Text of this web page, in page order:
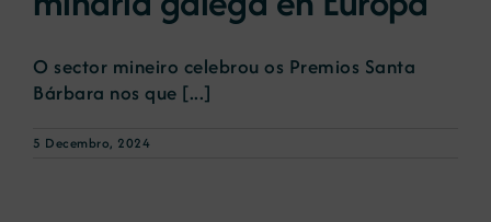
O sector mineiro celebrou os Premios Santa
Bárbara nos que [...]
5 Decembro, 2024